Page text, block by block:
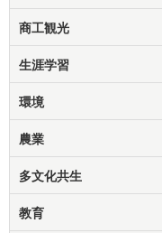
商工観光
生涯学習
環境
農業
多文化共生
教育